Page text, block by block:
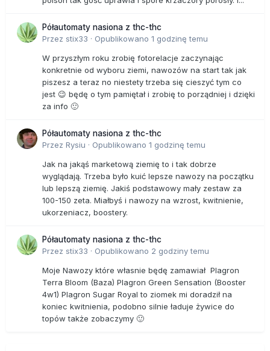
Półautomaty nasiona z thc-thc
Przez stix33 · Opublikowano 1 godzinę temu
W przyszłym roku zrobię fotorelacje zaczynając
konkretnie od wyboru ziemi, nawozów na start tak jak
piszesz a teraz no niestety trzeba się cieszyć tym co
jest 😉 będę o tym pamiętał i zrobię to porządniej i dzięki
za info 🙂
Półautomaty nasiona z thc-thc
Przez Rysiu · Opublikowano 1 godzinę temu
Jak na jakąś marketową ziemię to i tak dobrze
wyglądają. Trzeba było kuić lepsze nawozy na początku
lub lepszą ziemię. Jakiś podstawowy mały zestaw za
100-150 zeta. Miałbyś i nawozy na wzrost, kwitnienie,
ukorzeniacz, boostery.
Półautomaty nasiona z thc-thc
Przez stix33 · Opublikowano 2 godziny temu
Moje Nawozy które własnie będę zamawiał Plagron
Terra Bloom (Baza) Plagron Green Sensation (Booster
4w1) Plagron Sugar Royal to ziomek mi doradził na
koniec kwitnienia, podobno silnie ładuje żywice do
topów także zobaczymy 🙂